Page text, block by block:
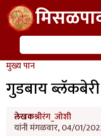
Skip to main content
शोध
मुख्य पान
गुडबाय
लेखकश्रीरंग_जोशी
यांनी मंगळवार, 04/01/